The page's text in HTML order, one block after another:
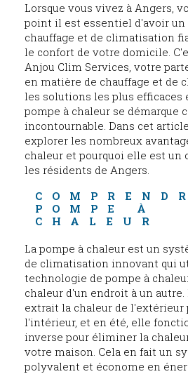
Lorsque vous vivez à Angers,
point il est essentiel d'avoir un
chauffage et de climatisation
le confort de votre domicile.
Anjou Clim Services, votre
en matière de chauffage et de
les solutions les plus efficaces
pompe à chaleur se démarque
incontournable. Dans cet
explorer les nombreux
chaleur et pourquoi elle est un
les résidents de Angers.
POMPE À
CHALEUR
La pompe à chaleur est un
de climatisation innovant qui
technologie de pompe à
chaleur d'un endroit à un
extrait la chaleur de l'extérieur
l'intérieur, et en été, elle
inverse pour éliminer la
votre maison. Cela en fait un
polyvalent et économe en